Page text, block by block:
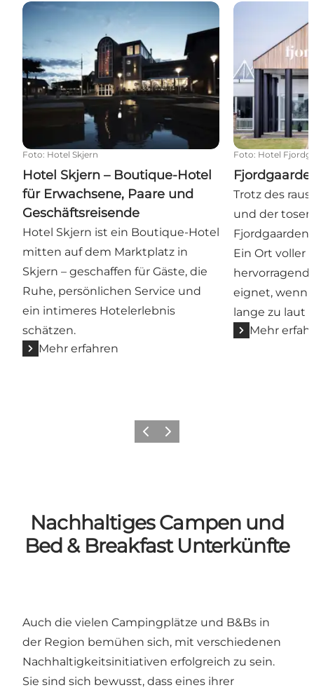
Hotel Skjern – Boutique-Hotel für Erwachsene,
Foto: Hotel Skjern
Hotel Skjern – Boutique-Hotel
für Erwachsene, Paare und
Geschäftsreisende
Hotel Skjern ist ein Boutique-Hotel
mitten auf dem Marktplatz in
Skjern – geschaffen für Gäste, die
Ruhe, persönlichen Service und
ein intimeres Hotelerlebnis
schätzen.
Mehr erfahren
Fjordgaarden
Foto: Hotel
Trotz des
und der
Ein Ort voller
hervorragend
eignet, wenn
lange zu laut
Mehr
ZurückWeiter
Nachhaltiges Campen und
Bed & Breakfast Unterkünfte
Auch die vielen Campingplätze und B&Bs in
der Region bemühen sich, mit verschiedenen
Nachhaltigkeitsinitiativen erfolgreich zu sein.
Sie sind sich bewusst, dass eines ihrer